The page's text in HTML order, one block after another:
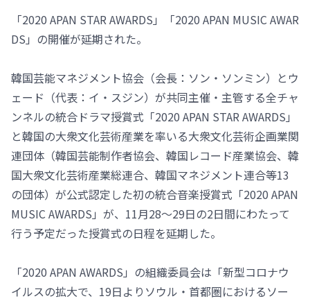
「2020 APAN STAR AWARDS」「2020 APAN MUSIC AWAR
DS」の開催が延期された。
韓国芸能マネジメント協会（会長：ソン・ソンミン）とウ
ェード（代表：イ・スジン）が共同主催・主管する全チャ
ンネルの統合ドラマ授賞式「2020 APAN STAR AWARDS」
と韓国の大衆文化芸術産業を率いる大衆文化芸術企画業関
連団体（韓国芸能制作者協会、韓国レコード産業協会、韓
国大衆文化芸術産業総連合、韓国マネジメント連合等13
の団体）が公式認定した初の統合音楽授賞式「2020 APAN
MUSIC AWARDS」が、11月28～29日の2日間にわたって
行う予定だった授賞式の日程を延期した。
「2020 APAN AWARDS」の組織委員会は「新型コロナウ
イルスの拡大で、19日よりソウル・首都圏におけるソー